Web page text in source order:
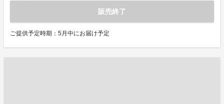
販売終了
ご提供予定時期：5月中にお届け予定